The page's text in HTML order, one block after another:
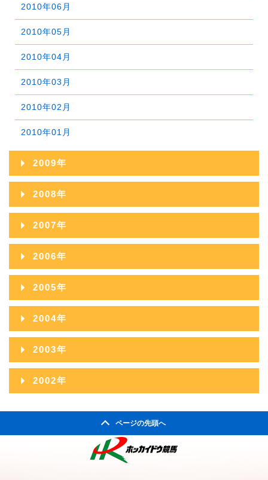
2014年01月
2013年02月
2013年01月
2012年03月
2012年02月
2012年01月
2010年06月
2010年05月
2010年04月
2010年03月
2010年02月
2010年01月
2009年
2009年12月
2009年11月
2009年10月
2009年09月
2009年08月
2009年07月
2009年06月
2009年05月
2009年03月
2008年
2008年12月
2008年11月
2008年10月
2008年09月
2008年08月
2008年07月
2008年06月
2008年05月
2007年
2007年12月
2007年11月
2007年10月
2007年09月
2007年08月
2007年07月
2006年
2006年12月
2006年11月
2006年10月
2006年09月
2006年08月
2005年
2005年12月
2005年11月
2005年10月
2005年09月
2005年08月
2005年07月
2004年
2004年12月
2004年11月
2004年10月
2003年
2003年12月
2002年
ページの先頭へ